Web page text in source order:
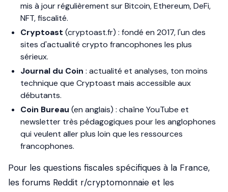
mis à jour régulièrement sur Bitcoin, Ethereum, DeFi,
NFT, fiscalité.
Cryptoast (cryptoast.fr) : fondé en 2017, l'un des
sites d'actualité crypto francophones les plus
sérieux.
Journal du Coin : actualité et analyses, ton moins
technique que Cryptoast mais accessible aux
débutants.
Coin Bureau (en anglais) : chaîne YouTube et
newsletter très pédagogiques pour les anglophones
qui veulent aller plus loin que les ressources
francophones.
Pour les questions fiscales spécifiques à la France,
les forums Reddit r/cryptomonnaie et les